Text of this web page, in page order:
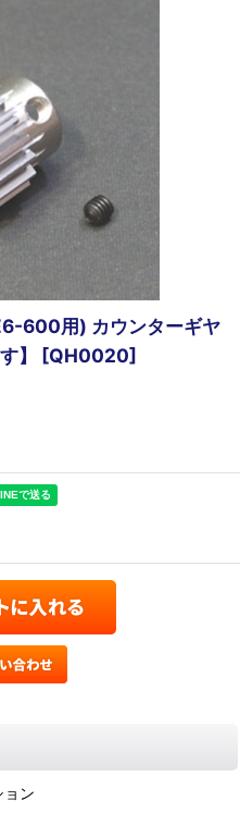
600用) カウンターギヤ
】
[QH0020]
ン